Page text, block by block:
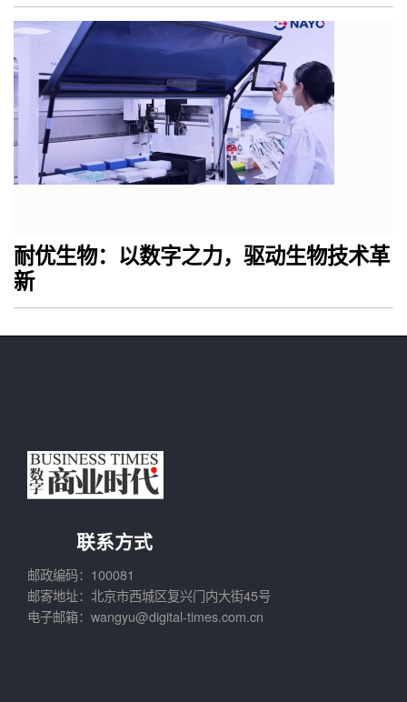
耐优生物：以数字之力，驱动生物技术革
新
联系方式
邮政编码：100081
邮寄地址：北京市西城区复兴门内大街45号
电子邮箱：wangyu@digital-times.com.cn